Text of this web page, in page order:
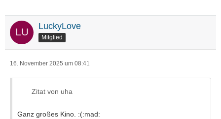
LuckyLove
Mitglied
16. November 2025 um 08:41
Zitat von uha
Ganz großes Kino. :(:mad: